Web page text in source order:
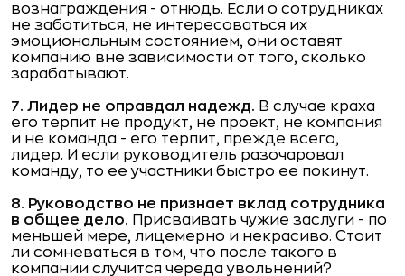
вознаграждения - отнюдь. Если о сотрудниках
не заботиться, не интересоваться их
эмоциональным состоянием, они оставят
компанию вне зависимости от того, сколько
зарабатывают.
7. Лидер не оправдал надежд. В случае краха
его терпит не продукт, не проект, не компания
и не команда - его терпит, прежде всего,
лидер. И если руководитель разочаровал
команду, то ее участники быстро ее покинут.
8. Руководство не признает вклад сотрудника
в общее дело. Присваивать чужие заслуги - по
меньшей мере, лицемерно и некрасиво. Стоит
ли сомневаться в том, что после такого в
компании случится череда увольнений?